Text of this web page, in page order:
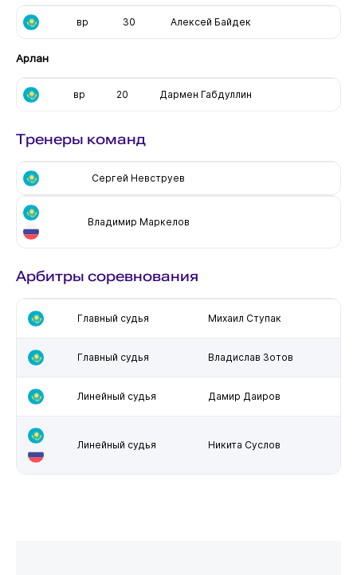
вр 30 Алексей Байдек
Арлан
вр 20 Дармен Габдуллин
Тренеры команд
Сергей Невструев
Владимир Маркелов
Арбитры соревнования
Главный судья Михаил Ступак
Главный судья Владислав Зотов
Линейный судья Дамир Даиров
Линейный судья Никита Суслов